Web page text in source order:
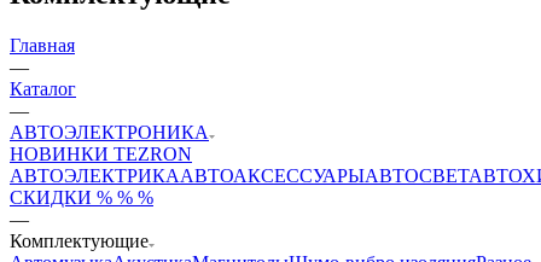
Главная
—
Каталог
—
АВТОЭЛЕКТРОНИКА
НОВИНКИ TEZRON
АВТОЭЛЕКТРИКААВТОАКСЕССУАРЫАВТОСВЕТ
СКИДКИ % % %
—
Комплектующие